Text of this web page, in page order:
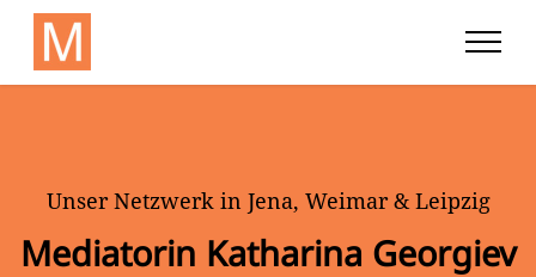
Unser Netzwerk in Jena, Weimar & Leipzig
Mediatorin Katharina Georgiev